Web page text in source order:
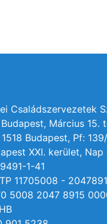
Családszervezetek
Március 15.
Budapest, Pf:
XXI. kerület, Nap
1-41
11705008 -
5008 2047 8915